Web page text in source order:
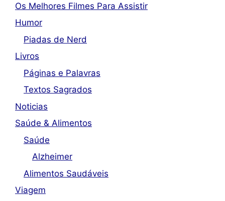
Os Melhores Filmes Para Assistir
Humor
Piadas de Nerd
Livros
Páginas e Palavras
Textos Sagrados
Noticias
Saúde & Alimentos
Saúde
Alzheimer
Alimentos Saudáveis
Viagem